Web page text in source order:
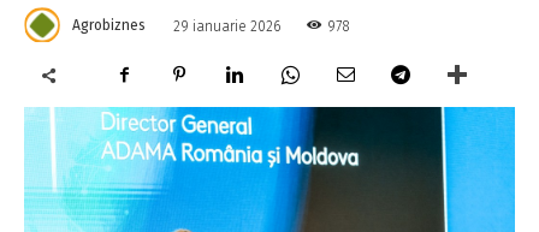
Agrobiznes 29 ianuarie 2026 978